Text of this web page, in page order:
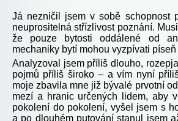
Já nezničil jsem v sobě schopnost
neuprositelná střízlivost poznání.
že pouze bytosti oddálené od
mechaniky bytí mohou vyzpívati píseň
Analyzoval jsem příliš dlouho,
pojmů příliš široko – a vím nyní
moje zbavila mne již bývalé prvotní
mezí a hranic určených lidem, aby
pokolení do pokolení, vyšel jsem s
a po dlouhém putování stanul jsem